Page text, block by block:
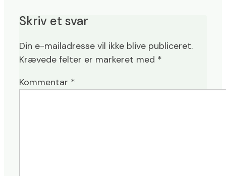
Skriv et svar
Din e-mailadresse vil ikke blive publiceret.
Krævede felter er markeret med *
Kommentar *